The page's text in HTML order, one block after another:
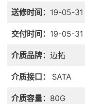
送修时间： 19-05-31
交付时间： 19-05-31
介质品牌： 迈拓
介质接口： SATA
介质容量： 80G